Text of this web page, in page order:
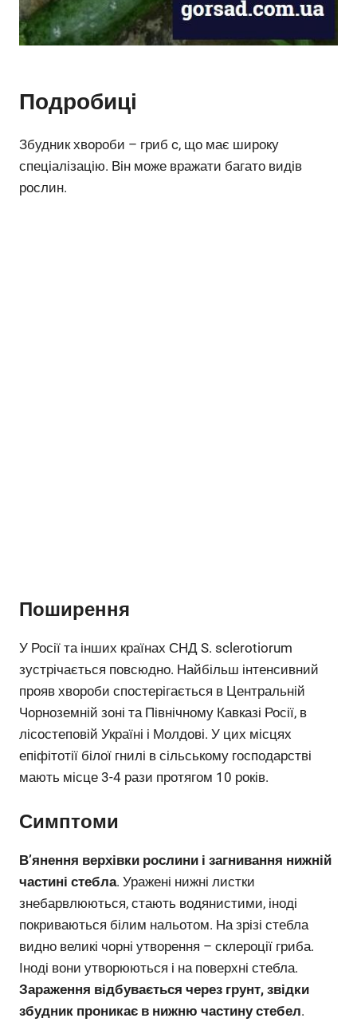
Подробиці
Збудник хвороби – гриб c, що має широку
спеціалізацію. Він може вражати багато видів
рослин.
Поширення
У Росії та інших країнах СНД S. sclerotiorum
зустрічається повсюдно. Найбільш інтенсивний
прояв хвороби спостерігається в Центральній
Чорноземній зоні та Північному Кавказі Росії, в
лісостеповій Україні і Молдові. У цих місцях
епіфітотії білої гнилі в сільському господарстві
мають місце 3-4 рази протягом 10 років.
Симптоми
В’янення верхівки рослини і загнивання нижній
частині стебла. Уражені нижні листки
знебарвлюються, стають водянистими, іноді
покриваються білим нальотом. На зрізі стебла
видно великі чорні утворення – склероції гриба.
Іноді вони утворюються і на поверхні стебла.
Зараження відбувається через грунт, звідки
збудник проникає в нижню частину стебел.